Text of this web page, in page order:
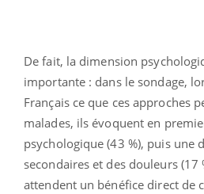
De fait, la dimension
importante : dans le sondage,
Français ce que ces approches
malades, ils évoquent en
psychologique (43 %), puis une
secondaires et des douleurs (17
attendent un bénéfice direct de